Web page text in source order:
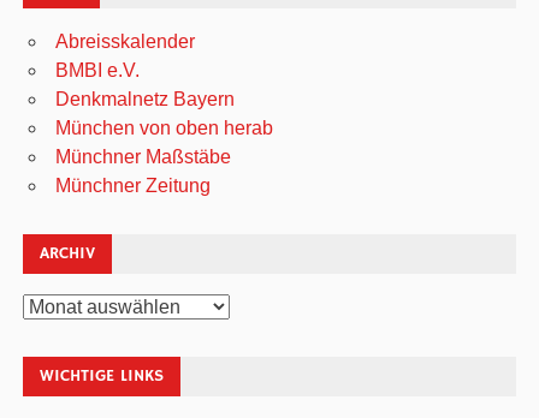
Abreisskalender
BMBI e.V.
Denkmalnetz Bayern
München von oben herab
Münchner Maßstäbe
Münchner Zeitung
ARCHIV
Archiv
WICHTIGE LINKS